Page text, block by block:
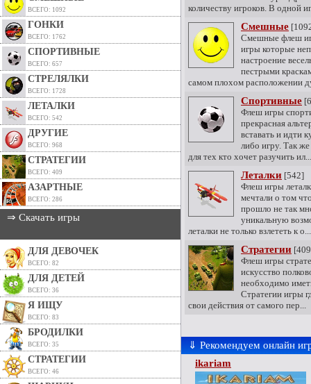
ВСЕГО: 1092
ГОНКИ
ВСЕГО: 1762
СПОРТИВНЫЕ
ВСЕГО: 657
СТРЕЛЯЛКИ
ВСЕГО: 1728
ЛЕТАЛКИ
ВСЕГО: 542
ДРУГИЕ
ВСЕГО: 968
СТРАТЕГИИ
ВСЕГО: 409
АЗАРТНЫЕ
ВСЕГО: 286
⇒ Скачать игры
ДЛЯ ДЕВОЧЕК
ВСЕГО: 82
ДЛЯ ДЕТЕЙ
ВСЕГО: 36
Я ИЩУ
ВСЕГО: 83
БРОДИЛКИ
ВСЕГО: 35
СТРАТЕГИИ
ВСЕГО: 46
количеству игроков. В одной
Смешные
Смешные флеш
игры которые
настроение
пестрыми
самом плохом расположении
Спортивные
Флеш игры
прекрасная
вставать и идти
либо игру. Так
для тех кто хочет разучить ил...
Леталки [542]
Флеш игры
мечтали о том
прошло не так
уникальную
леталки не только взлететь к о...
Стратегии
Флеш игры
искусство
необходимо
Стратегии игры
свои действия от самого пер...
⇓ Рекомендуем онлайн
ikariam